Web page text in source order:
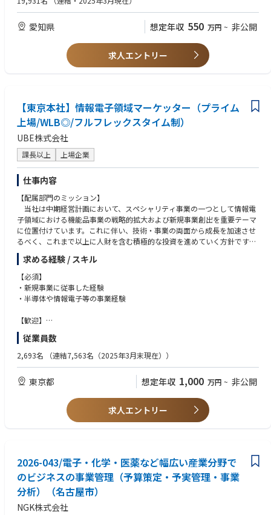
担当業務・管轄は通関士の資格を活かした実務や、物流改善の実務を担う
のではなく、安全保障貿易管理の事務局や受注出荷業務や予算等を担う営
業部バックオフィス部門の一員として、「輸出管理・業務推進」を担って
【業務の詳細】
当部署には輸出管理の専門家が在籍しておりますので、専門知識を学びつ
つ、今までの経験を活かし幅広い業務を習得いただくことを想定しており
ます。
所属勤務地は名古屋市ですが、引継ぎや業務習得のため入社後半年～1年
は週2～3回ほど知多事業所に出社いただく可能性がございます。
具体的な業務内容は下記です。
＜安全保障貿易管理＞
・事業部の事務局として、輸出管理に関する統制体制の維持・運用（教
育・周知含む）
・法令に基づく輸出可否および輸出許可要否の判定
・法令対応における関連部門との連携・調整
・規制動向の把握および社内ルール・運用の整備・改善
・監査対応および輸出許可申請業務
＜チームマネジメント・業務推進＞
・受注／輸出手配を担う営業事務メンバーの業務支援および課題解決
・輸送キャリアとの折衝、進捗管理
・業務プロセスの標準化および効率化の推進
【求める人物像】
当部署の業務は関税や法規制などの情勢変化により、前例のない事象への
対応が求められます。こうした状況下でも主体的に考え、関係者を巻き込
みながら解決・調整を推進できる方を求めております。
また、自組織や社内の専門組織には経験が豊富な社員が複数名所属をして
おり、専門知識を学んでいただける環境がございますので、社内の専門家
から学び幅広い知識を習得し、将来的には輸出業務全体を支えていただく
ことを期待しております。
・社内外の関係者との調整・折衝経験
・物流、フォワーダー、輸送手配に関する知識・経験
・英語を用いた業務（メール・文章を翻訳して理解できるレベル）
※安全保障貿易管理の経験がない場合でも、関連業務の経験をお持ちであ
ればキャッチアップいただける環境です。
・安全保障貿易管理の事務局や営業部バックオフィス部門の一員として職
域を広げる意思のある方
※主務以外でも可。例）海外営業として一部輸出業務を担当。企業法務と
して法令に関わる書類対応経験など
・管理職もしくはチームorプロジェクトリーダーとして該当業務を牽引し
たご経験：5年以上
【経験年数】min.社会人経験10年以上、該当業務3年以上
■歓迎要件
【業界】半導体、電子部品、製造業いずれかの業界経験者
【職種】国際貿易、購買/資材調達、物流企画/物流管理、法人営業、企業
法務
【知識】
・貿易、物流、サプライチェーンに関する知識
・安全保障貿易管理（輸出規制）に関する知識
・国際取引や海外ビジネスに関わる知識
【経験・能力】
・貿易実務、物流、または輸出入に関する実務経験
・安全保障貿易管理（該非判定、輸出許可申請等）の知識または実務経験
・フォワーダーや輸送キャリアとの折衝・調整経験
・法令対応やコンプライアンス関連業務の経験
・業務プロセスの改善や標準化に取り組んだ経験
・英語を用いた業務経験（メール・文書翻訳対応レベル）
【経験年数】min.社会人経験15年以上、該当業務5年以上
【ポジション（リーダー他）】チームリードの経験
・貿易実務検定（C級・B級以上）
【語学力】TOEIC600点 / 英語を使った業務経験
愛知県 想定年収 550 万円 ~ 非公開
求人エントリー
【東京本社】情報電子領域マーケッター（プライム
上場/WLB◎/フルフレックスタイム制）
UBE株式会社
課長以上 上場企業
仕事内容
【配属部門のミッション】
当社は中期経営計画において、スペシャリティ事業の一つとして情報電
子領域における機能品事業の戦略的拡大および新規事業創出を重要テーマ
に位置付けています。これに伴い、技術・事業の両面から成長を加速させ
るべく、これまで以上に人財を含む積極的な投資を進めていく方針です。
総合化学メーカーとして、当社は情報電子領域においてニッチながらも独
自性のある技術基盤を有しています。一方で、今後はこれらの技術を点で
はなく面として捉え、より深く、より大きな事業として展開していくフェ
ーズに入っています。
そのためには、単なる研究開発や既存事業の延長ではなく、技術の目利
できる人財が不可欠です。
【職務内容】
・半導体関連新規テーマにおけるマーケティング
・顧客開拓および顧客課題の深掘り
・半導体プロセス・用途を踏まえた製品適用検討
・評価パートナー探索および評価支援
■UBE株式会社 公式YouTubeチャンネル
http://www.youtube.com/@UBEchannel
求める経験 / スキル
【必須】
・新規事業に従事した経験
・半導体や情報電子等の事業経験
【歓迎】
・化学領域におけるM&A（評価・検討・関与経験）、アライアンス、オー
プンイノベーション推進の経験
・理系（化学系）のバックグラウンド
従業員数
2,693名 （連結7,563名（2025年3月末現在））
東京都 想定年収 1,000 万円 ~ 非公開
求人エントリー
2026-043/電子・化学・医薬など幅広い産業分野で
のビジネスの事業管理（予算策定・予実管理・事業
分析）（名古屋市）
NGK株式会社